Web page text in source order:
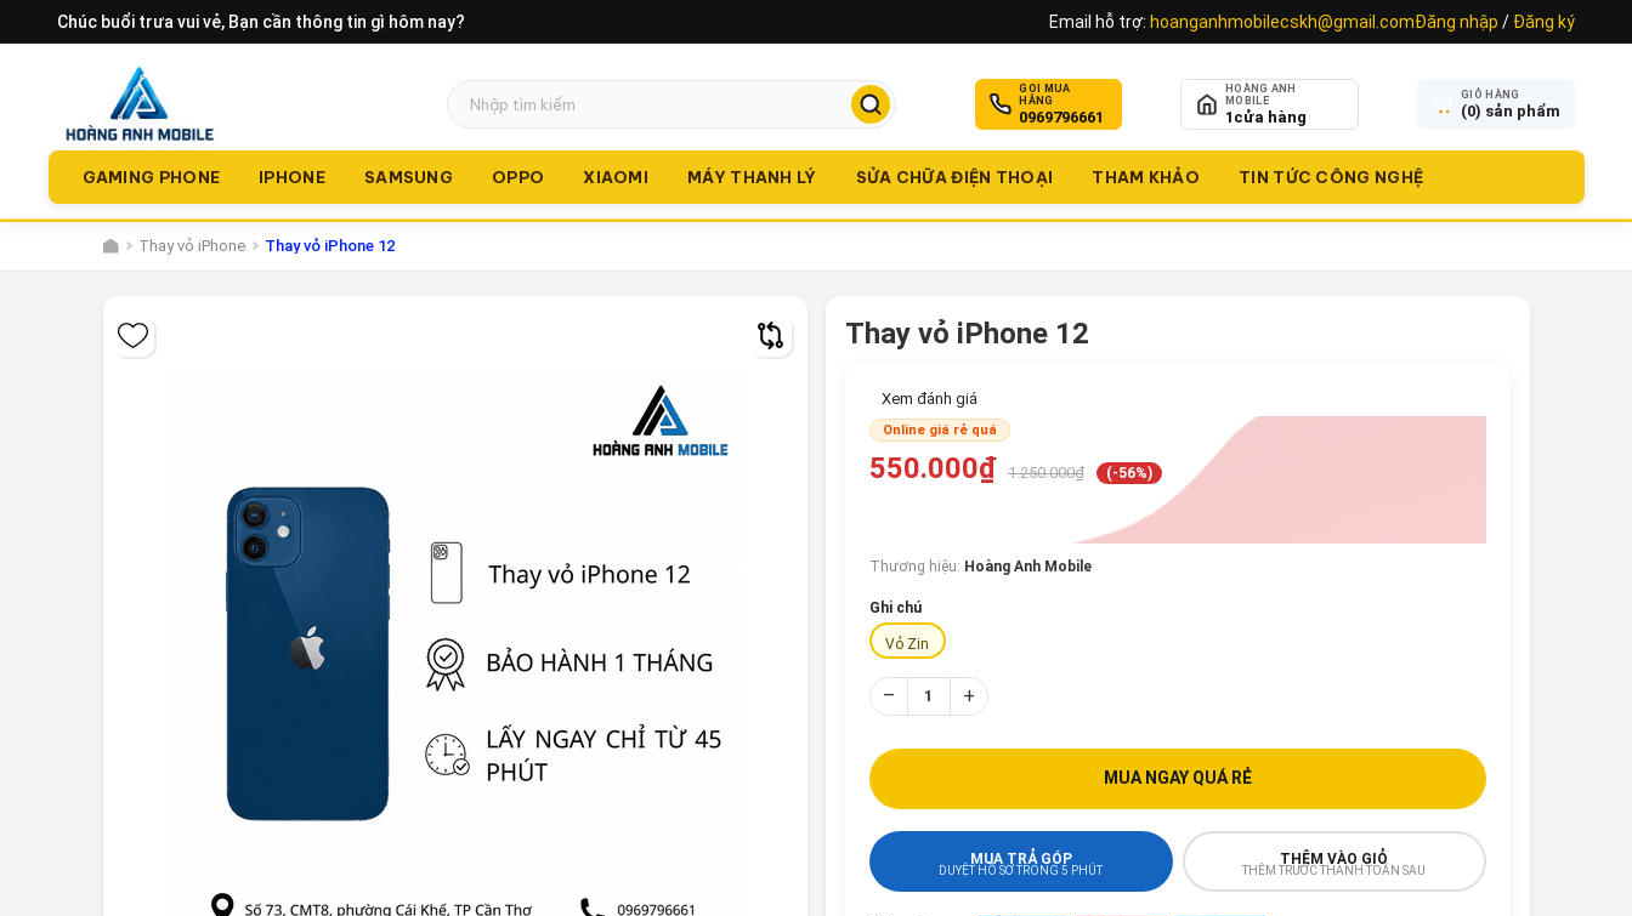
Chúc buổi trưa vui vẻ, Bạn cần thông tin gì hôm nay? Email hỗ trợ: hoanganhmobilecskh@gmail.comĐăng nhập / Đăng ký
GỌI MUA
HÀNG
0969796661
HOÀNG ANH
MOBILE
1 cửa hàng
GIỎ HÀNG
(0) sản phẩm
GAMING PHONE IPHONE SAMSUNG OPPO XIAOMI MÁY THANH LÝ SỬA CHỮA ĐIỆN THOẠI THAM KHẢO TIN TỨC CÔNG NGHỆ
Thay vỏ iPhone Thay vỏ iPhone 12
Thay vỏ iPhone 12
Xem đánh giá
Online giá rẻ quá
550.000₫ 1.250.000₫ (-56%)
Thương hiệu: Hoàng Anh Mobile
Ghi chú
Vỏ Zin
– +
MUA NGAY QUÁ RẺ
MUA TRẢ GÓP
DUYỆT HỒ SƠ TRONG 5 PHÚT
THÊM VÀO GIỎ
THÊM TRƯỚC THANH TOÁN SAU